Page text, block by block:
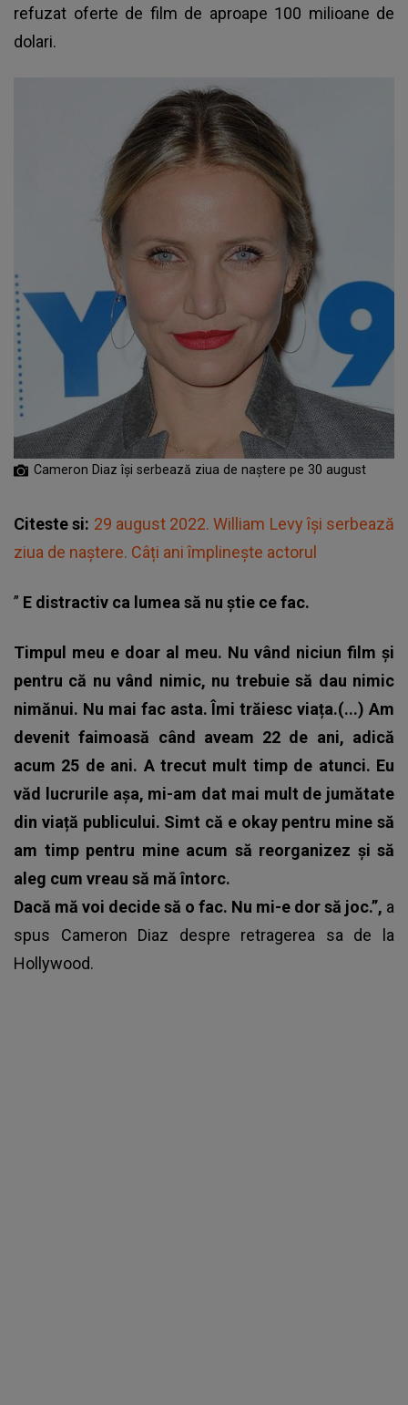
refuzat oferte de film de aproape 100 milioane de
dolari.
Cameron Diaz îşi serbează ziua de naştere pe 30 august
Citeste si: 29 august 2022. William Levy își serbează
ziua de naștere. Câți ani împlinește actorul
” E distractiv ca lumea să nu știe ce fac.
Timpul meu e doar al meu. Nu vând niciun film și
pentru că nu vând nimic, nu trebuie să dau nimic
nimănui. Nu mai fac asta. Îmi trăiesc viața.(...) Am
devenit faimoasă când aveam 22 de ani, adică
acum 25 de ani. A trecut mult timp de atunci. Eu
văd lucrurile așa, mi-am dat mai mult de jumătate
din viață publicului. Simt că e okay pentru mine să
am timp pentru mine acum să reorganizez și să
aleg cum vreau să mă întorc.
Dacă mă voi decide să o fac. Nu mi-e dor să joc.”, a
spus Cameron Diaz despre retragerea sa de la
Hollywood.